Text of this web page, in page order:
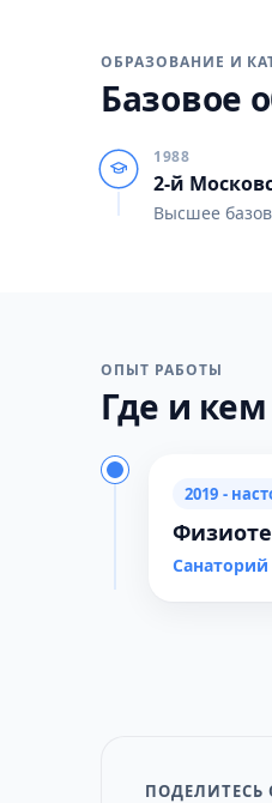
ОБРАЗОВАНИЕ И
Базовое
1988
2-й
Высшее
ОПЫТ РАБОТЫ
Где и
2019 -